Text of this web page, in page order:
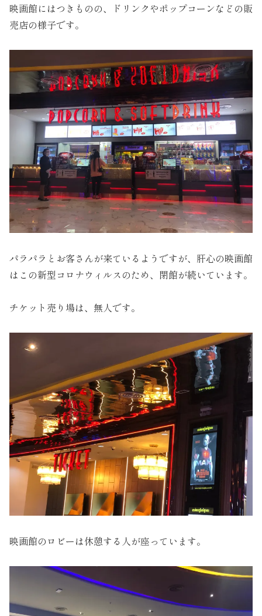
映画館にはつきものの、ドリンクやポップコーンなどの販
売店の様子です。
パラパラとお客さんが来ているようですが、肝心の映画館
はこの新型コロナウィルスのため、閉館が続いています。
チケット売り場は、無人です。
映画館のロビーは休憩する人が座っています。